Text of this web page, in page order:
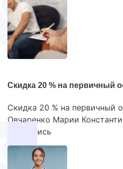
Скидка 20 % на первичный
Скидка 20 % на первичный
Овчаренко Марии
под запись